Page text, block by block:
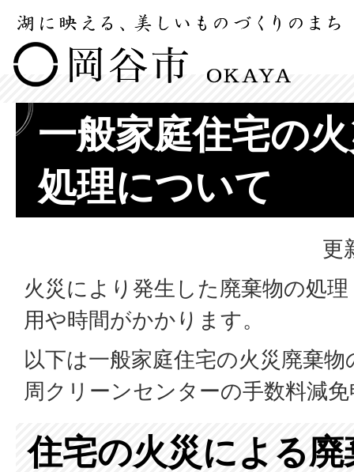
一般家庭住宅の
処理について
更
火災により発生した廃棄物の処
用や時間がかかります。
以下は一般家庭住宅の火災廃棄
周クリーンセンターの手数料減
住宅の火災による